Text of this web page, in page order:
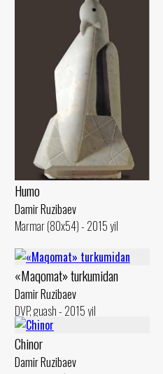
Humo
Damir Ruzibaev
Marmar (80x54) - 2015 yil
«Maqomat» turkumidan
Damir Ruzibaev
DVP, guash - 2015 yil
Chinor
Damir Ruzibaev